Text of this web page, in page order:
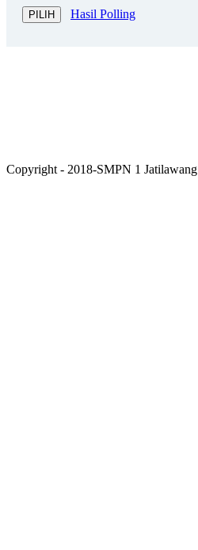
Hasil Polling
Copyright - 2018-SMPN 1 Jatilawang